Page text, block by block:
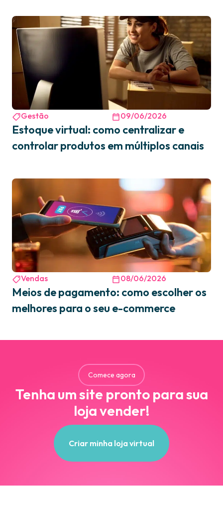
Gestão 09/06/2026
Estoque virtual: como centralizar e
controlar produtos em múltiplos canais
Vendas 08/06/2026
Meios de pagamento: como escolher os
melhores para o seu e-commerce
Comece agora
Tenha um site pronto para sua
loja vender!
Criar minha loja virtual